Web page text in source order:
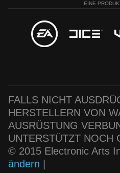
EINE
FALLS NICHT
HERSTELLERN VON
AUSRÜSTUNG
UNTERSTÜTZT NOCH
© 2015 Electronic Arts
ändern